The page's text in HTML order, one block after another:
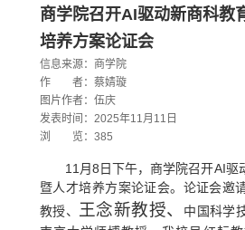
商学院召开AI驱动新商科教
培养方案论证会
信息来源：商学院
作 者：蔡婧璇
图片作者：伍庆
发表时间：2025年11月11日
浏 览： 385
11月8日下午，商学院召开AI驱
暨人才培养方案论证会。论证会邀
教授、
王念新教授、
中国科学